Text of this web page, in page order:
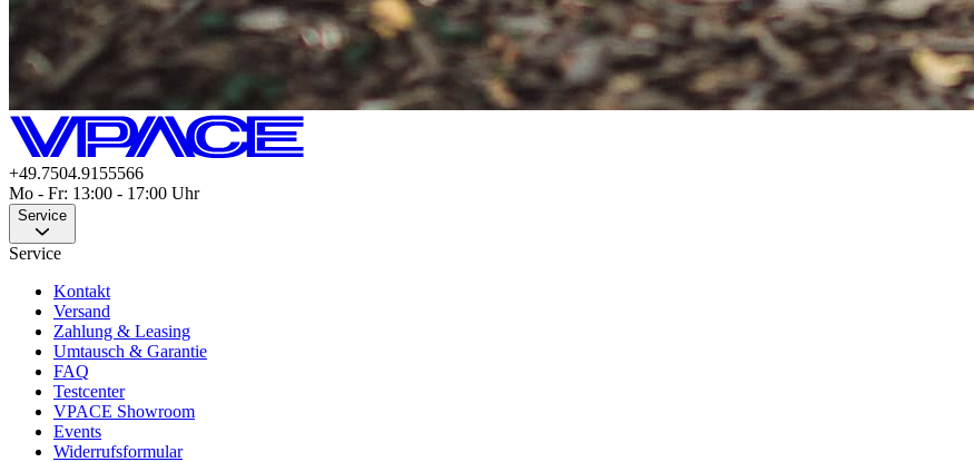
+49.7504.9155566
Mo - Fr: 13:00 - 17:00 Uhr
Service
Service
Kontakt
Versand
Zahlung & Leasing
Umtausch & Garantie
FAQ
Testcenter
VPACE Showroom
Events
Widerrufsformular